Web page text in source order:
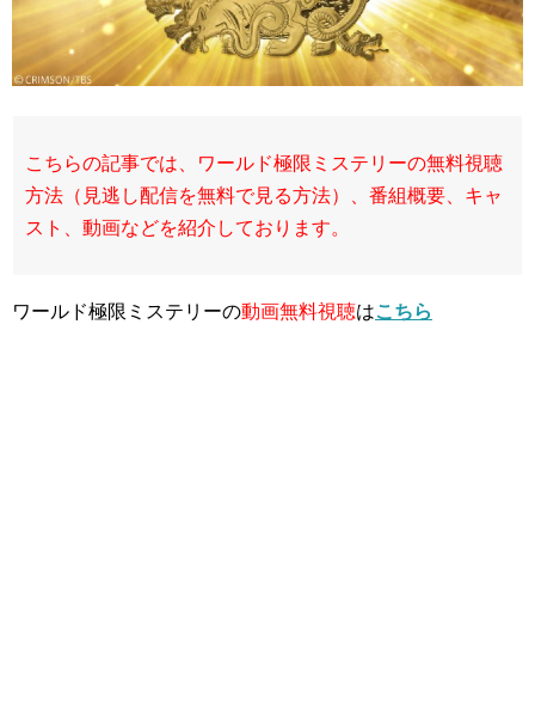
こちらの記事では、ワールド極限ミステリーの無料視聴
方法（見逃し配信を無料で見る方法）、番組概要、キャ
スト、動画などを紹介しております。
ワールド極限ミステリーの動画無料視聴はこちら